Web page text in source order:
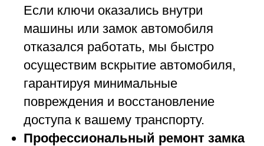
Если ключи оказались внутри
машины или замок автомобиля
отказался работать, мы быстро
осуществим вскрытие автомобиля,
гарантируя минимальные
повреждения и восстановление
доступа к вашему транспорту.
Профессиональный ремонт замка